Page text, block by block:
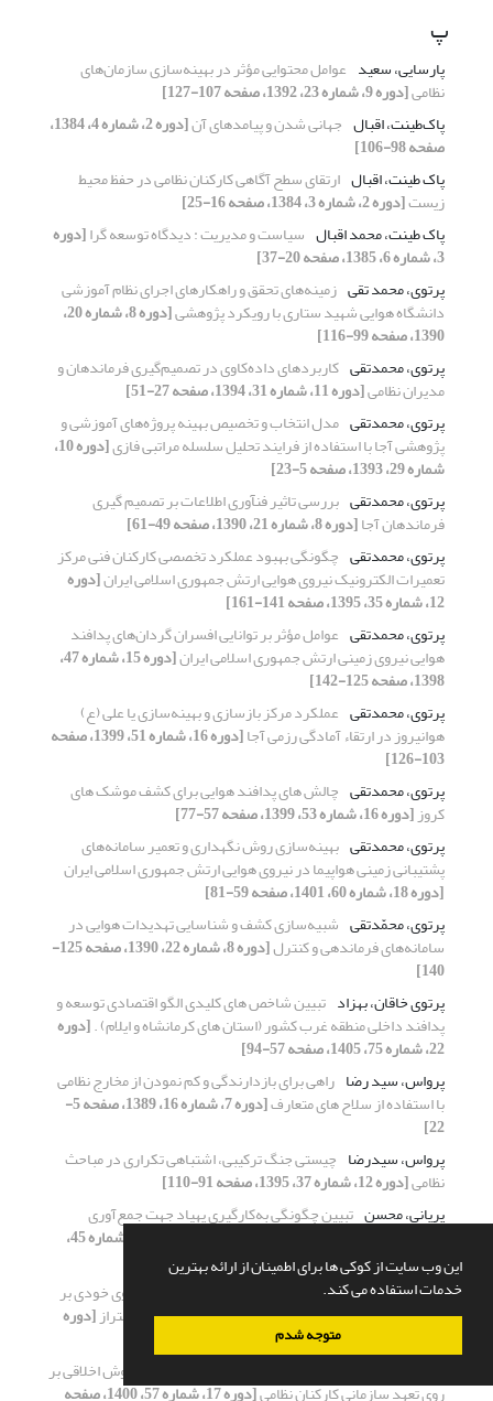
این وب سایت از کوکی ها برای اطمینان از ارائه بهترین
خدمات استفاده می کند.
متوجه شدم
پ
پارسایی، سعید عوامل محتوایی مؤثر در بهینه‌سازی سازمان‌های
نظامی[دوره 9، شماره 23، 1392، صفحه 107-127]
پاک‌طینت، ‌اقبال جهانی شدن و پیامدهای آن [دوره 2، شماره 4، 1384،
صفحه 98-106]
پاک طینت، اقبال ارتقای سطح آگاهی کارکنان نظامی در حفظ محیط
زیست[دوره 2، شماره 3، 1384، صفحه 16-25]
پاک طینت، محمد اقبال سیاست و مدیریت : دیدگاه توسعه گرا[دوره
3، شماره 6، 1385، صفحه 20-37]
پرتوی، محمد تقی زمینه‌های تحقق و راهکارهای اجرای نظام آموزشی
دانشگاه هوایی شهید ستاری با رویکرد پژوهشی [دوره 8، شماره 20،
1390، صفحه 99-116]
پرتوی، محمدتقی کاربردهای داده‌کاوی در تصمیم‌گیری فرماندهان و
مدیران نظامی[دوره 11، شماره 31، 1394، صفحه 27-51]
پرتوی، محمدتقی مدل انتخاب و تخصیص بهینه پروژه‌های آموزشی و
پژوهشی آجا با استفاده از فرایند تحلیل سلسله مراتبی فازی [دوره 10،
شماره 29، 1393، صفحه 5-23]
پرتوی، محمدتقی بررسی تاثیر فنآوری اطلاعات بر تصمیم گیری
فرماندهان آجا[دوره 8، شماره 21، 1390، صفحه 49-61]
پرتوی، محمدتقی چگونگی بهبود عملکرد تخصصی کارکنان فنی مرکز
تعمیرات الکترونیک نیروی هوایی ارتش جمهوری اسلامی ایران[دوره
12، شماره 35، 1395، صفحه 141-161]
پرتوی، محمدتقی عوامل مؤثر بر توانایی افسران گردان‌های پدافند
هوایی نیروی زمینی ارتش جمهوری اسلامی ایران [دوره 15، شماره 47،
1398، صفحه 125-142]
پرتوی، محمدتقی عملکرد مرکز بازسازی و بهینه‌سازی یا علی (ع)
هوانیروز در ارتقاء آمادگی رزمی آجا [دوره 16، شماره 51، 1399، صفحه
103-126]
پرتوی، محمدتقی چالش های پدافند هوایی برای کشف موشک های
کروز[دوره 16، شماره 53، 1399، صفحه 57-77]
پرتوی، محمدتقی بهینه‌سازی روش نگهداری و تعمیر سامانه‌های
پشتیبانی زمینی هواپیما در نیروی هوایی ارتش جمهوری اسلامی ایران
[دوره 18، شماره 60، 1401، صفحه 59-81]
پرتوی، محمّدتقی شبیه‌سازی کشف و شناسایی تهدیدات هوایی در
سامانه‌های فرماندهی و کنترل‌ [دوره 8، شماره 22، 1390، صفحه 125-
140]
پرتوی خاقان، بهزاد تبیین شاخص های کلیدی الگو اقتصادی توسعه و
پدافند داخلی منطقه غرب کشور (استان های کرمانشاه و ایلام) .[دوره
22، شماره 75، 1405، صفحه 57-94]
پرواس، سید رضا راهی برای بازدارندگی و کم نمودن از مخارج نظامی
با استفاده از سلاح های متعارف [دوره 7، شماره 16، 1389، صفحه 5-
22]
پرواس، سیدرضا چیستی جنگ ترکیبی، اشتباهی تکراری در مباحث
نظامی[دوره 12، شماره 37، 1395، صفحه 91-110]
پریانی، محسن تبیین چگونگی به‌کارگیری پهپاد جهت جمع‌آوری
[دوره 14، شماره 45،
1397، صفحه 29-52]
پناهی، علی بررسی میزان تاثیر تهدیدات الکترونیکی نیروی خودی بر
فرآیند تصمیم‌گیری عملیات جنگ الکترونیک در نبرد ناهمتراز[دوره
اثربخشی آموزش مؤلفه‌های مبتنی بر هوش اخلاقی بر
روی تعهد سازمانی کارکنان نظامی [دوره 17، شماره 57، 1400، صفحه